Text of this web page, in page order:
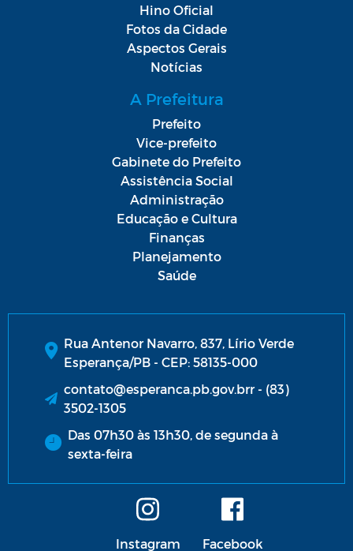
Hino Oficial
Fotos da Cidade
Aspectos Gerais
Notícias
A Prefeitura
Prefeito
Vice-prefeito
Gabinete do Prefeito
Assistência Social
Administração
Educação e Cultura
Finanças
Planejamento
Saúde
Rua Antenor Navarro, 837, Lírio Verde
Esperança/PB - CEP: 58135-000
contato@esperanca.pb.gov.brr - (83)
3502-1305
Das 07h30 às 13h30, de segunda à
sexta-feira
Instagram Facebook